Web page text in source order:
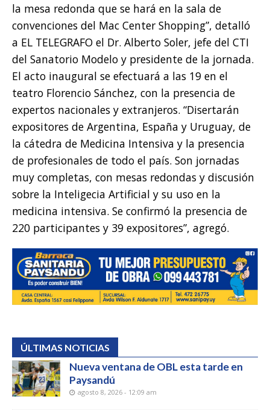
la mesa redonda que se hará en la sala de
convenciones del Mac Center Shopping”, detalló
a EL TELEGRAFO el Dr. Alberto Soler, jefe del CTI
del Sanatorio Modelo y presidente de la jornada.
El acto inaugural se efectuará a las 19 en el
teatro Florencio Sánchez, con la presencia de
expertos nacionales y extranjeros. “Disertarán
expositores de Argentina, España y Uruguay, de
la cátedra de Medicina Intensiva y la presencia
de profesionales de todo el país. Son jornadas
muy completas, con mesas redondas y discusión
sobre la Inteligecia Artificial y su uso en la
medicina intensiva. Se confirmó la presencia de
220 participantes y 39 expositores”, agregó.
ÚLTIMAS NOTICIAS
Nueva ventana de OBL esta tarde en
Paysandú
agosto 8, 2026 - 12:09 am